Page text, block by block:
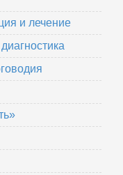
и лечение